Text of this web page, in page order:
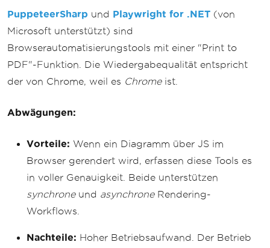
PuppeteerSharp und Playwright for .NET (von
Microsoft unterstützt) sind
Browserautomatisierungstools mit einer "Print to
PDF"-Funktion. Die Wiedergabequalität entspricht
der von Chrome, weil es Chromeist.
Abwägungen:
Vorteile: Wenn ein Diagramm über JS im
Browser gerendert wird, erfassen diese Tools es
in voller Genauigkeit. Beide unterstützen
synchroneund asynchroneRendering-
Workflows.
Nachteile: Hoher Betriebsaufwand. Der Betrieb